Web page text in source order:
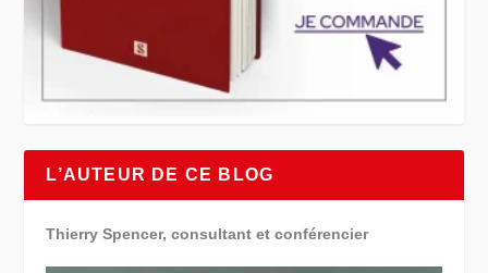
L’AUTEUR DE CE BLOG
Thierry Spencer, consultant et conférencier